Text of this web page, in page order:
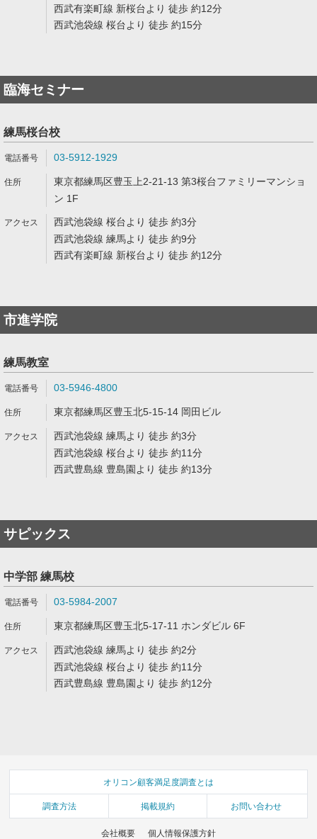
西武有楽町線 新桜台より 徒歩 約12分
西武池袋線 桜台より 徒歩 約15分
臨海セミナー
練馬桜台校
03-5912-1929
東京都練馬区豊玉上2-21-13 第3桜台ファミリーマンショ
ン 1F
西武池袋線 桜台より 徒歩 約3分
西武池袋線 練馬より 徒歩 約9分
西武有楽町線 新桜台より 徒歩 約12分
市進学院
練馬教室
03-5946-4800
東京都練馬区豊玉北5-15-14 岡田ビル
西武池袋線 練馬より 徒歩 約3分
西武池袋線 桜台より 徒歩 約11分
西武豊島線 豊島園より 徒歩 約13分
サピックス
中学部 練馬校
03-5984-2007
東京都練馬区豊玉北5-17-11 ホンダビル 6F
西武池袋線 練馬より 徒歩 約2分
西武池袋線 桜台より 徒歩 約11分
西武豊島線 豊島園より 徒歩 約12分
オリコン顧客満足度調査とは
調査方法 掲載規約 お問い合わせ
会社概要 個人情報保護方針